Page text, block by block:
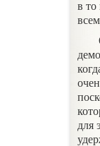
в то
для